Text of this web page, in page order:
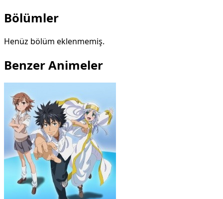
Bölümler
Henüz bölüm eklenmemiş.
Benzer Animeler